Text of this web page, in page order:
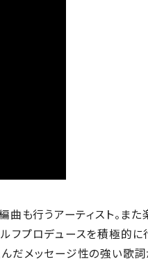
も行うアーティスト。ま
フプロデュースを積極的に
だメッセージ性の強い歌